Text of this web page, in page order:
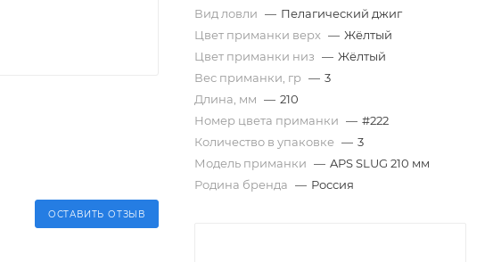
ОСТАВИТЬ ОТЗЫВ
Вид ловли — Пелагический джиг
Цвет приманки верх — Жёлтый
Цвет приманки низ — Жёлтый
Вес приманки, гр — 3
Длина, мм — 210
Номер цвета приманки — #222
Количество в упаковке — 3
Модель приманки — APS SLUG 210 мм
Родина бренда — Россия